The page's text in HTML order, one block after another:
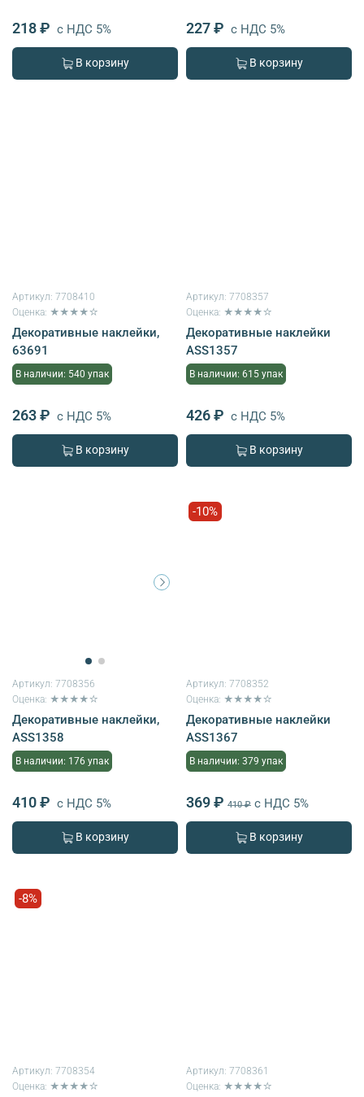
218 ₽ с НДС 5%
В корзину
227 ₽ с НДС 5%
В корзину
Артикул: 7708410
Оценка: ★★★★☆
Декоративные наклейки,
63691
В наличии: 540 упак
263 ₽ с НДС 5%
В корзину
Артикул: 7708357
Оценка: ★★★★☆
Декоративные наклейки
ASS1357
В наличии: 615 упак
426 ₽ с НДС 5%
В корзину
Артикул: 7708356
Оценка: ★★★★☆
Декоративные наклейки,
ASS1358
В наличии: 176 упак
410 ₽ с НДС 5%
В корзину
-10%
Артикул: 7708352
Оценка: ★★★★☆
Декоративные наклейки
ASS1367
В наличии: 379 упак
369 ₽ 410 ₽ с НДС 5%
В корзину
-8%
Артикул: 7708354
Оценка: ★★★★☆
Артикул: 7708361
Оценка: ★★★★☆